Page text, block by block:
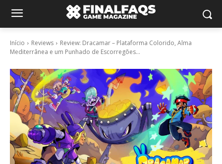
Início Reviews
Review: Dracamar – Plataforma Colorido, Alma
Mediterrânea e um Punhado de Escorregões...